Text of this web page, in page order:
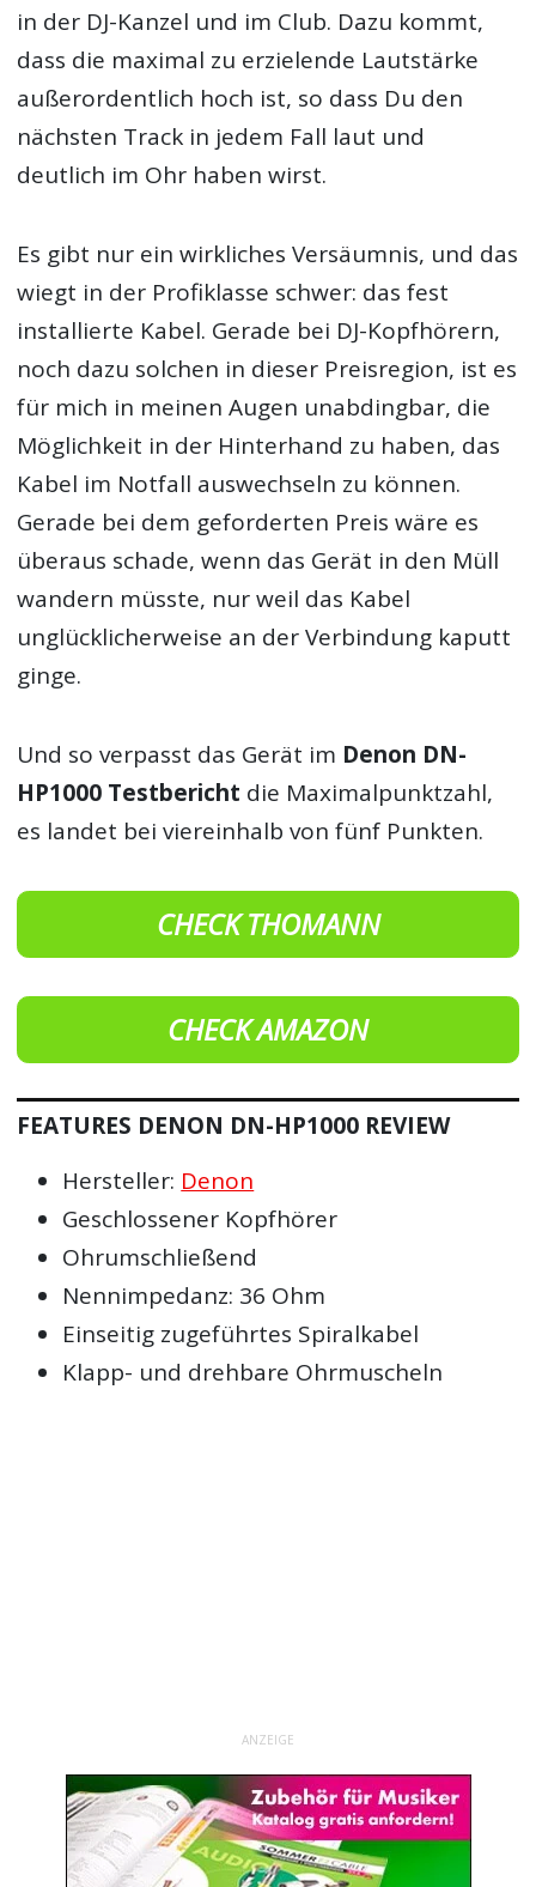
in der DJ-Kanzel und im Club. Dazu kommt,
dass die maximal zu erzielende Lautstärke
außerordentlich hoch ist, so dass Du den
nächsten Track in jedem Fall laut und
deutlich im Ohr haben wirst.
Es gibt nur ein wirkliches Versäumnis, und das
wiegt in der Profiklasse schwer: das fest
installierte Kabel. Gerade bei DJ-Kopfhörern,
noch dazu solchen in dieser Preisregion, ist es
für mich in meinen Augen unabdingbar, die
Möglichkeit in der Hinterhand zu haben, das
Kabel im Notfall auswechseln zu können.
Gerade bei dem geforderten Preis wäre es
überaus schade, wenn das Gerät in den Müll
wandern müsste, nur weil das Kabel
unglücklicherweise an der Verbindung kaputt
ginge.
Und so verpasst das Gerät im Denon DN-
HP1000 Testbericht die Maximalpunktzahl,
es landet bei viereinhalb von fünf Punkten.
CHECK THOMANN
CHECK AMAZON
FEATURES DENON DN-HP1000 REVIEW
Hersteller: Denon
Geschlossener Kopfhörer
Ohrumschließend
Nennimpedanz: 36 Ohm
Einseitig zugeführtes Spiralkabel
Klapp- und drehbare Ohrmuscheln
ANZEIGE